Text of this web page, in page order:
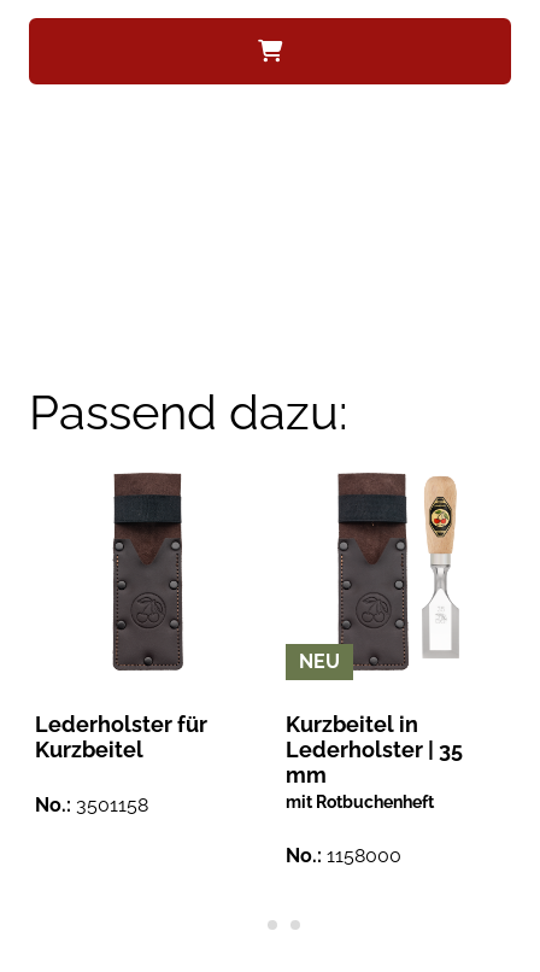
Passend dazu:
Lederholster für
Kurzbeitel
No.: 3501158
NEU
Kurzbeitel in
Lederholster | 35
mm
mit Rotbuchenheft
No.: 1158000